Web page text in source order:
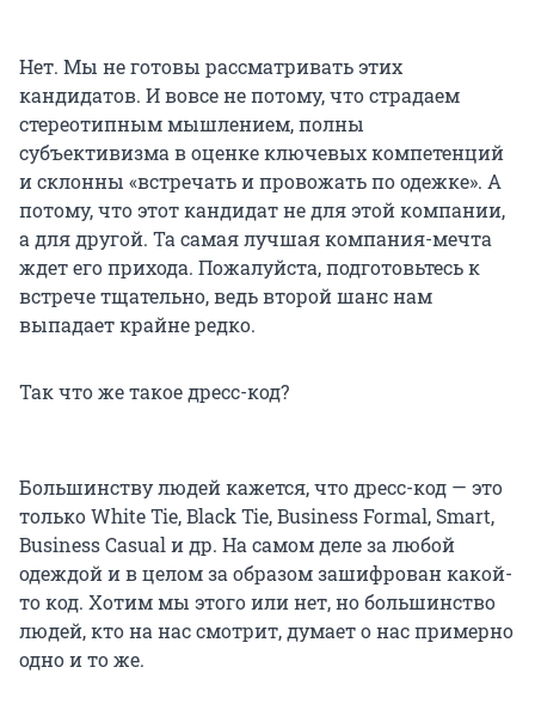
Нет. Мы не готовы рассматривать этих
кандидатов. И вовсе не потому, что страдаем
стереотипным мышлением, полны
субъективизма в оценке ключевых компетенций
и склонны «встречать и провожать по одежке». А
потому, что этот кандидат не для этой компании,
а для другой. Та самая лучшая компания-мечта
ждет его прихода. Пожалуйста, подготовьтесь к
встрече тщательно, ведь второй шанс нам
выпадает крайне редко.
Так что же такое дресс-код?
Большинству людей кажется, что дресс-код — это
только White Tie, Black Tie, Business Formal, Smart,
Business Casual и др. На самом деле за любой
одеждой и в целом за образом зашифрован какой-
то код. Хотим мы этого или нет, но большинство
людей, кто на нас смотрит, думает о нас примерно
одно и то же.